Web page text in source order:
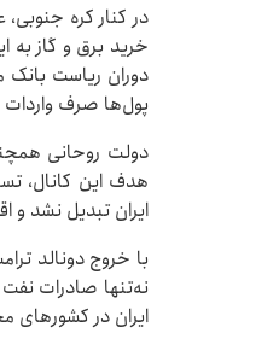
در کنار کره
خرید برق و گاز به
دوران ریاست بانک
پول‌ها صرف واردات
دولت روحانی
هدف این کانال،
ایران تبدیل نشد و
نه‌تنها صادرات
ایران در کشورهای